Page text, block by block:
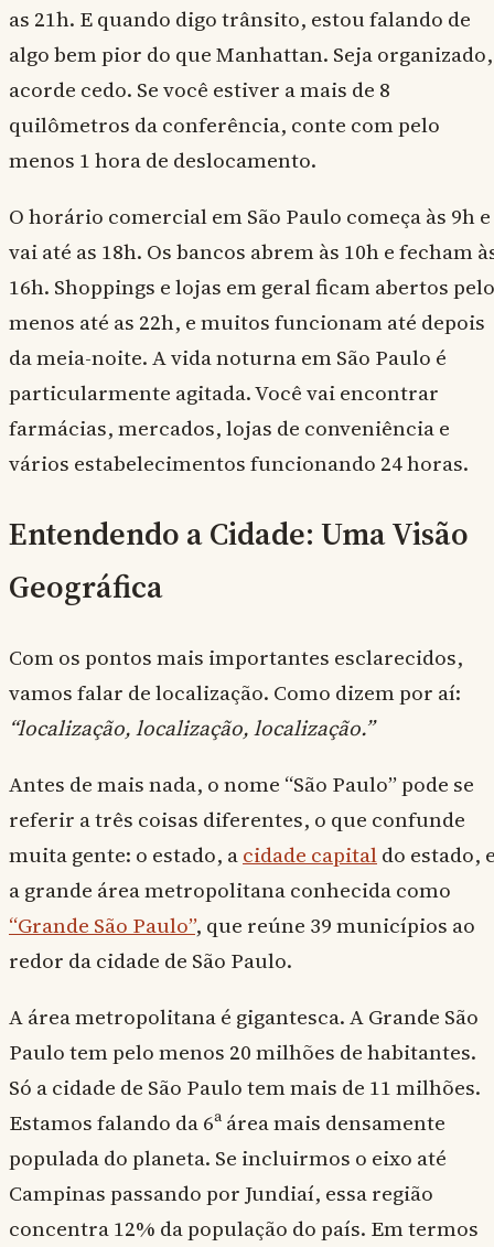
as 21h. E quando digo trânsito, estou falando de
algo bem pior do que Manhattan. Seja organizado,
acorde cedo. Se você estiver a mais de 8
quilômetros da conferência, conte com pelo
menos 1 hora de deslocamento.
O horário comercial em São Paulo começa às 9h e
vai até as 18h. Os bancos abrem às 10h e fecham
16h. Shoppings e lojas em geral ficam abertos pelo
menos até as 22h, e muitos funcionam até depois
da meia-noite. A vida noturna em São Paulo é
particularmente agitada. Você vai encontrar
farmácias, mercados, lojas de conveniência e
vários estabelecimentos funcionando 24 horas.
Entendendo a Cidade: Uma Visão
Geográfica
Com os pontos mais importantes esclarecidos,
vamos falar de localização. Como dizem por aí:
“localização, localização, localização.”
Antes de mais nada, o nome “São Paulo” pode se
referir a três coisas diferentes, o que confunde
muita gente: o estado, acidade capitaldo estado,
a grande área metropolitana conhecida como
“Grande São Paulo”, que reúne 39 municípios ao
redor da cidade de São Paulo.
A área metropolitana é gigantesca. A Grande São
Paulo tem pelo menos 20 milhões de habitantes.
Só a cidade de São Paulo tem mais de 11 milhões.
Estamos falando da 6ª área mais densamente
populada do planeta. Se incluirmos o eixo até
Campinas passando por Jundiaí, essa região
concentra 12% da população do país. Em termos